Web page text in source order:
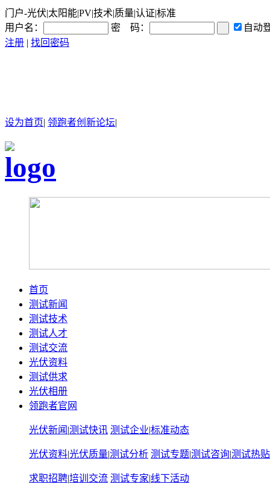
门户-光伏|太阳能|PV|技术|质量|认证|标准
用户名：
密 码：
自动
注册 | 找回密码
设为首页| 领跑者创新论坛|
首页
测试新闻
测试技术
测试人才
测试交流
光伏资料
测试供求
光伏相册
领跑者官网
光伏新闻 |测试快讯 测试企业|标准动态
光伏资料|光伏质量|测试分析 测试专题|测试咨询|测试热贴
求职招聘|培训交流 测试专家|线下活动